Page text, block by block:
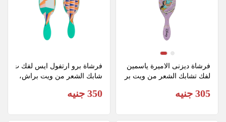
لفك تشابك الشعر من ويت بر
305 جنيه
فرشاة برو ارتفول ايس لفك ت
350 جنيه